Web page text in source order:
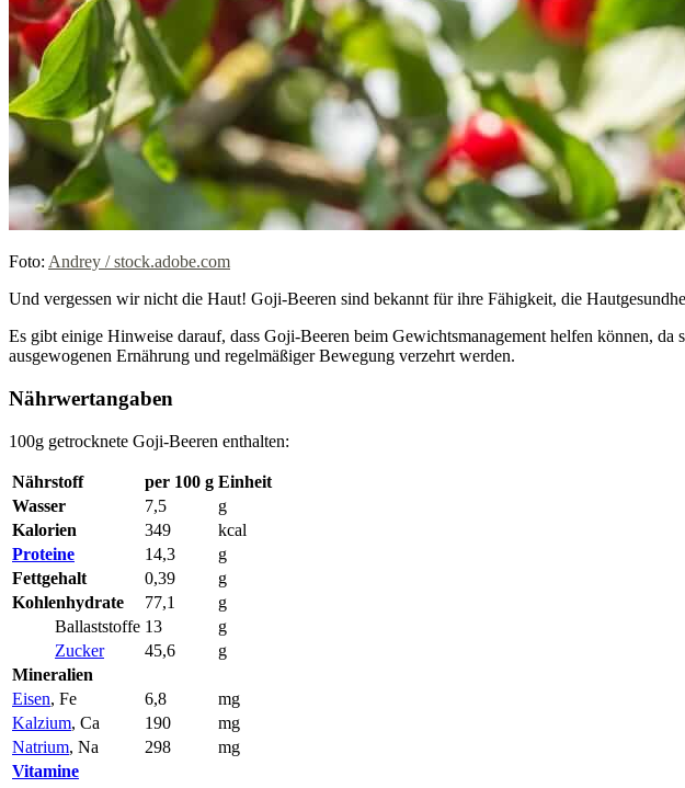
Foto: Andrey / stock.adobe.com
Und vergessen wir nicht die Haut! Goji-Beeren sind bekannt für ihre Fähigkeit, die
Es gibt einige Hinweise darauf, dass Goji-Beeren beim Gewichtsmanagement helfen können, da
ausgewogenen Ernährung und regelmäßiger Bewegung verzehrt werden.
Nährwertangaben
100g getrocknete Goji-Beeren enthalten:
Nährstoff per 100 g Einheit
Wasser
7,5
g
Kalorien
349
kcal
Proteine
14,3
g
Fettgehalt
0,39
g
Kohlenhydrate
77,1
g
Ballaststoffe 13
g
Zucker
45,6
g
Mineralien
Eisen, Fe 6,8
mg
Kalzium, Ca 190
mg
Natrium, Na 298
mg
Vitamine